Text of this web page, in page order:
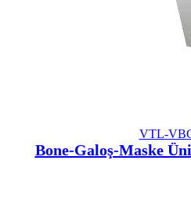
VTL-
Bone-Galoş-Maske